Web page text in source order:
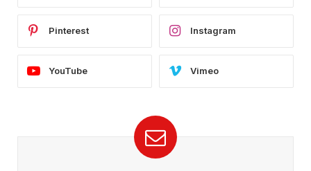
Pinterest Instagram
YouTube Vimeo